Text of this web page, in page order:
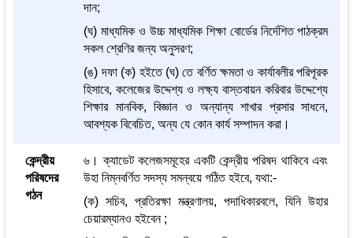
দান;
(ঘ) মাধ্যমিক ও উচ্চ মাধ্যমিক শিক্ষা বোর্ডের নির্দেশিত পাঠক্রম
সকল শ্রেণির জন্য অনুসরণ;
(ঙ) দফা (ক) হইতে (ঘ) তে বর্ণিত ক্ষমতা ও কার্যাবলীর পরিপূরক
হিসাবে, কলেজের উদ্দেশ্য ও লক্ষ্য বাস্তবায়ন করিবার উদ্দেশ্যে
শিক্ষার মানবিক, বিজ্ঞান ও অন্যান্য শাখার প্রসার সাধনে,
আবশ্যক বিবেচিত, অন্য যে কোন কার্য সম্পাদন করা।
কেন্দ্রীয়
পরিষদের
গঠন
৬। ক্যাডেট কলেজসমূহের একটি কেন্দ্রীয় পরিষদ থাকিবে এবং
উহা নিম্নবর্ণিত সদস্য সমন্বয়ে গঠিত হইবে, যথা:-
(ক) সচিব, প্রতিরক্ষা মন্ত্রণালয়, পদাধিকারবলে, যিনি উহার
চেয়ারম্যানও হইবেন ;